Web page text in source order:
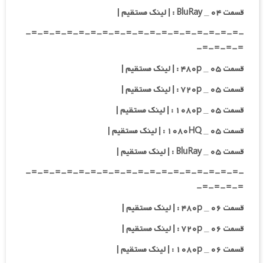
قسمت ۰۴ _ BluRay : | لینک مستقیم |
-=-=-=-=-=-=-=-=-=-=-=-=-=-=-=-=-=-=-
=-=-=-=-
قسمت ۰۵ _ ۴۸۰p : | لینک مستقیم |
قسمت ۰۵ _ ۷۲۰p : | لینک مستقیم |
قسمت ۰۵ _ ۱۰۸۰p : | لینک مستقیم |
قسمت ۰۵ _ ۱۰۸۰HQ : | لینک مستقیم |
قسمت ۰۵ _ BluRay : | لینک مستقیم |
-=-=-=-=-=-=-=-=-=-=-=-=-=-=-=-=-=-=-
=-=-=-=-
قسمت ۰۶ _ ۴۸۰p : | لینک مستقیم |
قسمت ۰۶ _ ۷۲۰p : | لینک مستقیم |
قسمت ۰۶ _ ۱۰۸۰p : | لینک مستقیم |